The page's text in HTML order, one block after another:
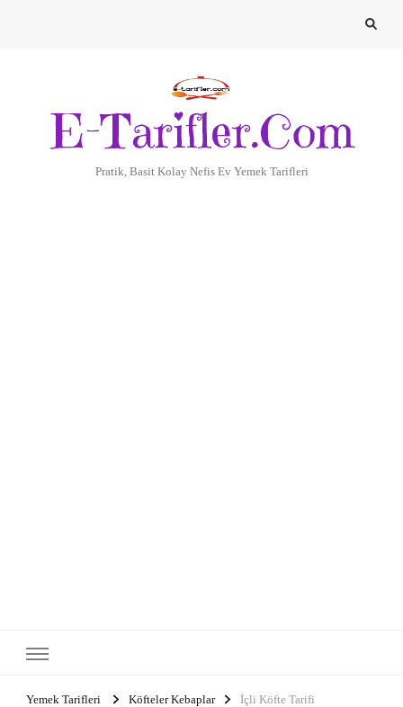
E-Tarifler.Com
Pratik, Basit Kolay Nefis Ev Yemek Tarifleri
Yemek Tarifleri Köfteler Kebaplar İçli Köfte Tarifi